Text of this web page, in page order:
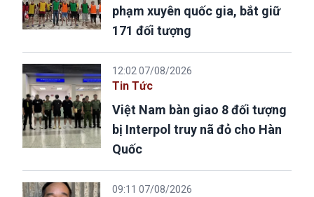
phạm xuyên quốc gia, bắt giữ
171 đối tượng
12:02 07/08/2026
Tin Tức
Việt Nam bàn giao 8 đối tượng
bị Interpol truy nã đỏ cho Hàn
Quốc
09:11 07/08/2026